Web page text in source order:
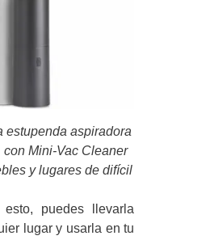
estupenda aspiradora
con Mini-Vac Cleaner
y lugares de difícil
puedes llevarla
lugar y usarla en tu